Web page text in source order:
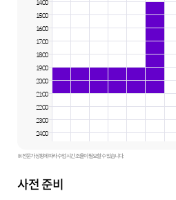
14:00
15:00
16:00
17:00
18:00
19:00
20:00
21:00
22:00
23:00
24:00
※ 전문가 상황에 따라 수업 시간 조율이 필요할 수 있습니다.
사전 준비